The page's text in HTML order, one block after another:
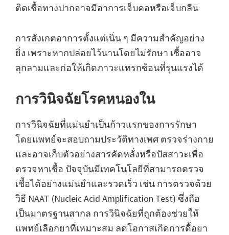
ติดเชื้อทางปากอาจมีอาการเจ็บคอหรือเจ็บกลืน
การสังเกตอาการตั้งแต่เนิ่น ๆ มีความสำคัญอย่าง
ยิ่ง เพราะหากปล่อยไว้นานโดยไม่รักษา เชื้ออาจ
ลุกลามและก่อให้เกิดภาวะแทรกซ้อนที่รุนแรงได้
การวินิจฉัยโรคหนองใน
การวินิจฉัยที่แม่นยำเป็นก้าวแรกของการรักษา
โดยแพทย์จะสอบถามประวัติทางเพศ ตรวจร่างกาย
และอาจเก็บตัวอย่างสารคัดหลั่งหรือปัสสาวะเพื่อ
ตรวจหาเชื้อ ปัจจุบันมีเทคโนโลยีที่สามารถตรวจ
เชื้อได้อย่างแม่นยำและรวดเร็ว เช่น การตรวจด้วย
วิธี NAAT (Nucleic Acid Amplification Test) ซึ่งถือ
เป็นมาตรฐานสากล การวินิจฉัยที่ถูกต้องช่วยให้
แพทย์เลือกยาที่เหมาะสม ลดโอกาสเกิดการดื้อยา